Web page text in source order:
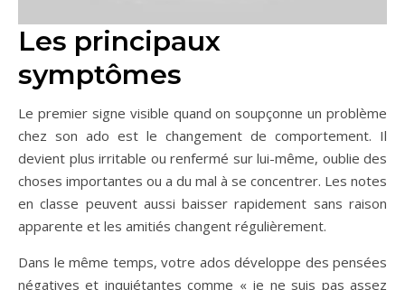
Les principaux
symptômes
Le premier signe visible quand on soupçonne un problème
chez son ado est le changement de comportement. Il
devient plus irritable ou renfermé sur lui-même, oublie des
choses importantes ou a du mal à se concentrer. Les notes
en classe peuvent aussi baisser rapidement sans raison
apparente et les amitiés changent régulièrement.
Dans le même temps, votre ados développe des pensées
négatives et inquiétantes comme « je ne suis pas assez